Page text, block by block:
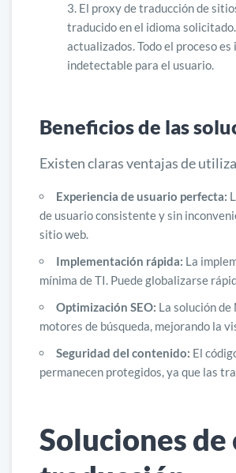
El proxy de traducción de
traducido en el idioma
actualizados. Todo el proceso
indetectable para el usuario.
Beneficios de las
Existen claras ventajas de
Experiencia de usuario perfecta:
de usuario consistente y sin
sitio web.
Implementación rápida: La
mínima de TI. Puede globalizarse
Optimización SEO: La solución
motores de búsqueda, mejorando la
Seguridad del contenido: El
permanecen protegidos, ya que las
Soluciones